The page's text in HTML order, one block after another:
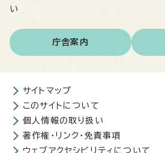
い
庁舎案内
サイトマップ
このサイトについて
個人情報の取り扱い
著作権・リンク・免責事項
ウェブアクセシビリティについて